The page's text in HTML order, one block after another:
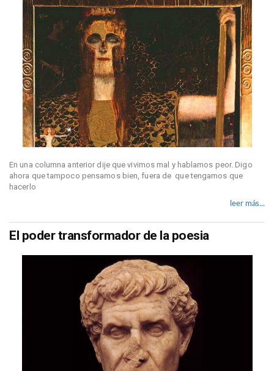
En una columna anterior dije que vivimos mal y hablamos peor. Digo
ahora que tampoco pensamos bien, fuera de que tengamos que
hacerlo
leer más...
El poder transformador de la poesia